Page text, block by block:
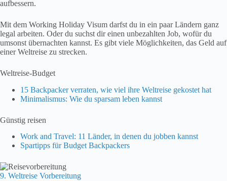
aufbessern.
Mit dem Working Holiday Visum darfst du in ein paar Ländern ganz
legal arbeiten. Oder du suchst dir einen unbezahlten Job, wofür du
umsonst übernachten kannst. Es gibt viele Möglichkeiten, das Geld auf
einer Weltreise zu strecken.
Weltreise-Budget
15 Backpacker verraten, wie viel ihre Weltreise gekostet hat
Minimalismus: Wie du sparsam leben kannst
Günstig reisen
Work and Travel: 11 Länder, in denen du jobben kannst
Spartipps für Budget Backpackers
9. Weltreise Vorbereitung